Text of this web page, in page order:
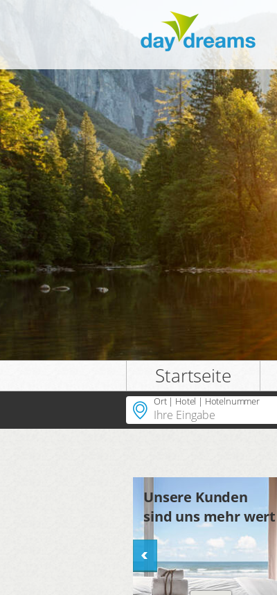
Einloggen
ANMELDEN
Passwort vergessen?
Startseite
Ort | Hotel | Hotelnummer
Unsere Kunden
sind uns mehr wert